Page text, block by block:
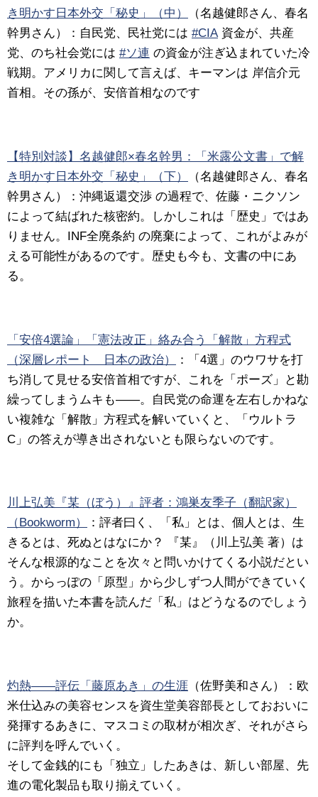
き明かす日本外交「秘史」（中）
（名越健郎さん、春名
幹男さん）：自民党、民社党には #CIA資金が、共産
党、のち社会党には #ソ連 の資金が注ぎ込まれていた冷
戦期。アメリカに関して言えば、キーマンは 岸信介元
首相。その孫が、安倍首相なのです
【特別対談】名越健郎×春名幹男：「米露公文書」で解
き明かす日本外交「秘史」（下）
（名越健郎さん、春名
幹男さん）：沖縄返還交渉 の過程で、佐藤・ニクソン
によって結ばれた核密約。しかしこれは「歴史」ではあ
りません。INF全廃条約 の廃棄によって、これがよみが
える可能性があるのです。歴史も今も、文書の中にあ
る。
「安倍4選論」「憲法改正」絡み合う「解散」方程式
（深層レポート 日本の政治）
：「4選」のウワサを打
ち消して見せる安倍首相ですが、これを「ポーズ」と勘
繰ってしまうムキも――。自民党の命運を左右しかねな
い複雑な「解散」方程式を解いていくと、「ウルトラ
C」の答えが導き出されないとも限らないのです。
川上弘美『某（ぼう）』評者：鴻巣友季子（翻訳家）
（Bookworm）
：評者曰く、「私」とは、個人とは、生
きるとは、死ぬとはなにか？ 『某』（川上弘美 著）は
そんな根源的なことを次々と問いかけてくる小説だとい
う。からっぽの「原型」から少しずつ人間ができていく
旅程を描いた本書を読んだ「私」はどうなるのでしょう
か。
灼熱――評伝「藤原あき」の生涯 （佐野美和さん）：欧
米仕込みの美容センスを資生堂美容部長としておおいに
発揮するあきに、マスコミの取材が相次ぎ、それがさら
に評判を呼んでいく。
そして金銭的にも「独立」したあきは、新しい部屋、先
進の電化製品も取り揃えていく。